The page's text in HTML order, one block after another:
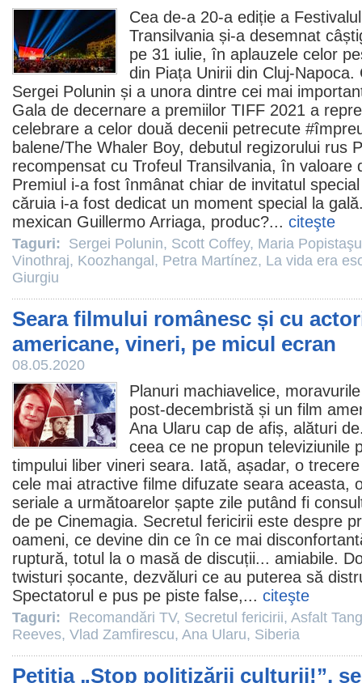
Cea de-a 20-a ediție a
Transilvania și-a desemnat
pe 31 iulie, în aplauzele celor
din Piața Unirii din Cluj-
Sergei Polunin și a unora dintre cei mai
Gala de decernare a premiilor TIFF 2021 a
celebrare a celor două decenii petrecute
balene/The Whaler Boy, debutul regizorului rus
recompensat cu Trofeul Transilvania, în valoare
Premiul i-a fost înmânat chiar de invitatul
căruia i-a fost dedicat un moment special la
mexican Guillermo Arriaga, produc?... citeşte
Taguri: Sergei Polunin, Scott Coffey, Maria Popistaşu
Vinothraj, Koozhangal , Petra Martínez, La vida era
Giurgiu
Seara filmului românesc și cu
americane, vineri, pe micul ecran
08.05.2020
Planuri machiavelice,
post-decembristă și un film
Ana Ularu cap de afiș, alături
ceea ce ne propun televiziunile
timpului liber vineri seara. Iată, așadar, o
cele mai atractive filme difuzate seara aceasta,
seriale a următoarelor șapte zile putând fi
de pe Cinemagia. Secretul fericirii este despre
oameni, ce devine din ce în ce mai
ruptură, totul la o masă de discuții... amiabile.
twisturi șocante, dezvăluri ce au puterea să
Spectatorul e pus pe piste false,... citeşte
Taguri: Recomandări TV, Secretul fericirii, Asfalt
Reeves, Vlad Zamfirescu, Ana Ularu, Siberia
Petiţia „Stop politizării culturii!”,